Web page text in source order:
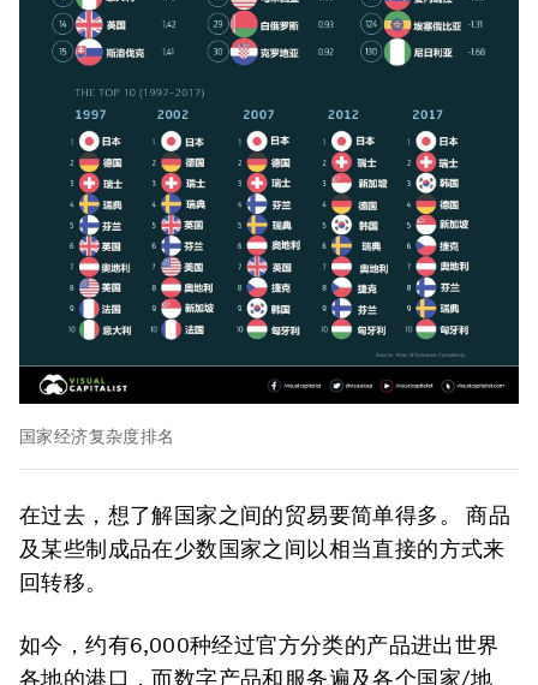
国家经济复杂度排名
在过去，想了解国家之间的贸易要简单得多。 商品
及某些制成品在少数国家之间以相当直接的方式来
回转移。
如今，约有6,000种经过官方分类的产品进出世界
各地的港口，而数字产品和服务遍及各个国家/地